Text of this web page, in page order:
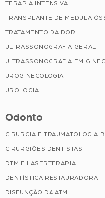
TERAPIA INTENSIVA
TRANSPLANTE DE MEDULA
TRATAMENTO DA DOR
ULTRASSONOGRAFIA GERAL
ULTRASSONOGRAFIA EM
UROGINECOLOGIA
UROLOGIA
Odonto
CIRURGIA E TRAUMATOLOGIA
CIRURGIÕES DENTISTAS
DTM E LASERTERAPIA
DENTÍSTICA RESTAURADORA
DISFUNÇÃO DA ATM